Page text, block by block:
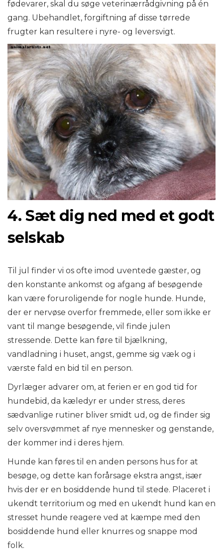
fødevarer, skal du søge veterinærrådgivning på én
gang. Ubehandlet, forgiftning af disse tørrede
frugter kan resultere i nyre- og leversvigt.
4. Sæt dig ned med et godt
selskab
Til jul finder vi os ofte imod uventede gæster, og
den konstante ankomst og afgang af besøgende
kan være foruroligende for nogle hunde. Hunde,
der er nervøse overfor fremmede, eller som ikke er
vant til mange besøgende, vil finde julen
stressende. Dette kan føre til bjælkning,
vandladning i huset, angst, gemme sig væk og i
værste fald en bid til en person.
Dyrlæger advarer om, at ferien er en god tid for
hundebid, da kæledyr er under stress, deres
sædvanlige rutiner bliver smidt ud, og de finder sig
selv oversvømmet af nye mennesker og genstande,
der kommer ind i deres hjem.
Hunde kan føres til en anden persons hus for at
besøge, og dette kan forårsage ekstra angst, især
hvis der er en bosiddende hund til stede. Placeret i
ukendt territorium og med en ukendt hund kan en
stresset hunde reagere ved at kæmpe med den
bosiddende hund eller knurres og snappe mod
folk.